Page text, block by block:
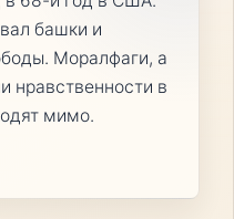
башки и
Моралфаги, а
нравственности в
мимо.